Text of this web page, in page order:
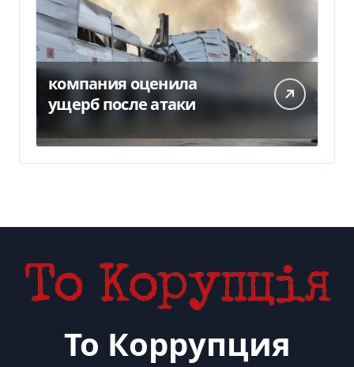
компания оценила
ущерб после атаки
То Коррупция